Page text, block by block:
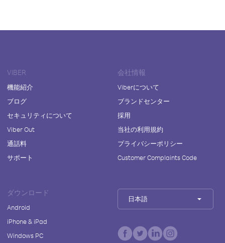
VIBER
機能紹介
ブログ
セキュリティについて
Viber Out
通話料
サポート
会社情報
Viberについて
ブランドセンター
採用
当社の利用規約
プライバシーポリシー
Customer Complaints Code
ダウンロード
Android
iPhone & iPad
Windows PC
日本語